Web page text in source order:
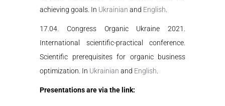
achieving goals. In Ukrainian and English
17.04. Congress Organic Ukraine 2021
International scientific-practical conference.
Scientific prerequisites for organic business
optimization. In Ukrainian and English
Presentationsare via the link: